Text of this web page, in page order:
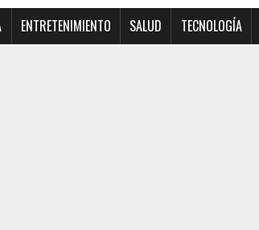
ENTRETENIMIENTO SALUD TECNOLOGÍA